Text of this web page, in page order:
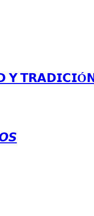
𝗬 𝗧𝗥𝗔𝗗𝗜𝗖𝗜Ó𝗡